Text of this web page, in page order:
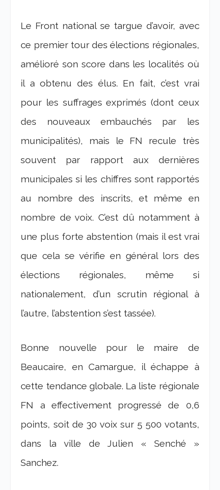
Le Front national se targue d’avoir, avec
ce premier tour des élections régionales,
amélioré son score dans les localités où
il a obtenu des élus. En fait, c’est vrai
pour les suffrages exprimés (dont ceux
des nouveaux embauchés par les
municipalités), mais le FN recule très
souvent par rapport aux dernières
municipales si les chiffres sont rapportés
au nombre des inscrits, et même en
nombre de voix. C’est dû notamment à
une plus forte abstention (mais il est vrai
que cela se vérifie en général lors des
élections régionales, même si
nationalement, d’un scrutin régional à
l’autre, l’abstention s’est tassée).
Bonne nouvelle pour le maire de
Beaucaire, en Camargue, il échappe à
cette tendance globale. La liste régionale
FN a effectivement progressé de 0,6
points, soit de 30 voix sur 5 500 votants,
dans la ville de Julien « Senché »
Sanchez.